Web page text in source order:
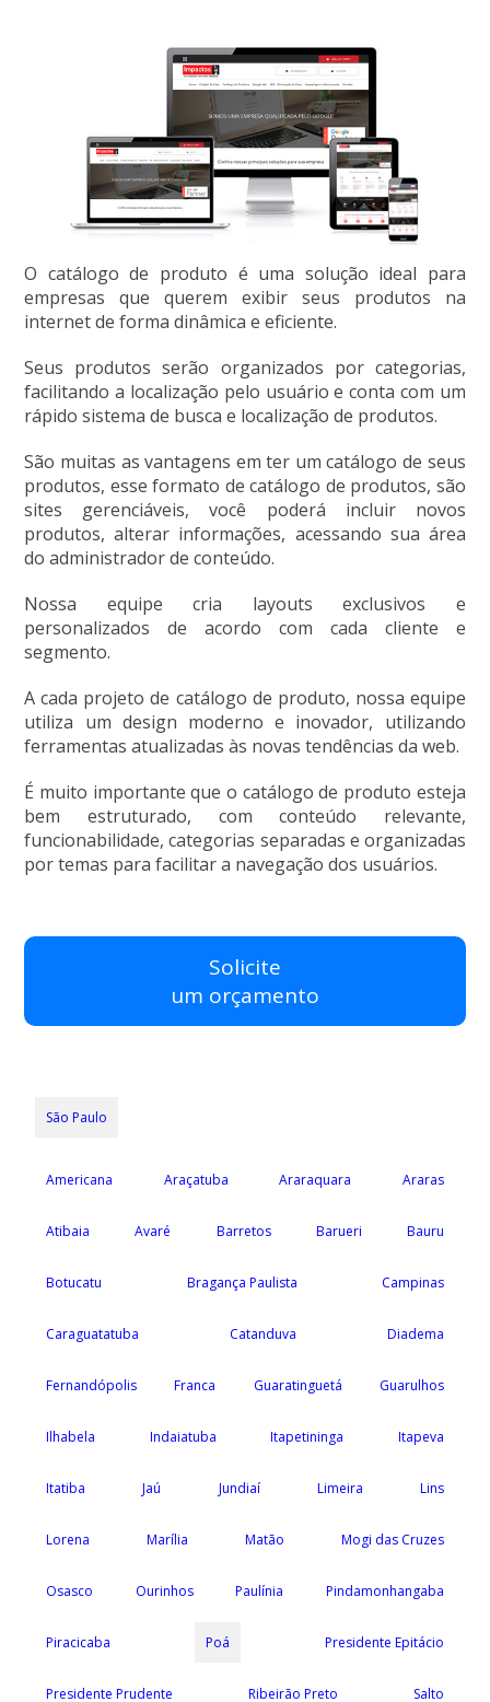
O catálogo de produto é uma solução ideal para
empresas que querem exibir seus produtos na
internet de forma dinâmica e eficiente.
Seus produtos serão organizados por categorias,
facilitando a localização pelo usuário e conta com um
rápido sistema de busca e localização de produtos.
São muitas as vantagens em ter um catálogo de seus
produtos, esse formato de catálogo de produtos, são
sites gerenciáveis, você poderá incluir novos
produtos, alterar informações, acessando sua área
do administrador de conteúdo.
Nossa equipe cria layouts exclusivos e
personalizados de acordo com cada cliente e
segmento.
A cada projeto de catálogo de produto, nossa equipe
utiliza um design moderno e inovador, utilizando
ferramentas atualizadas às novas tendências da web.
É muito importante que o catálogo de produto esteja
bem estruturado, com conteúdo relevante,
funcionabilidade, categorias separadas e organizadas
por temas para facilitar a navegação dos usuários.
Solicite
um orçamento
São Paulo
Americana Araçatuba Araraquara Araras
Atibaia Avaré Barretos Barueri Bauru
Botucatu Bragança Paulista Campinas
Caraguatatuba Catanduva Diadema
Fernandópolis Franca Guaratinguetá Guarulhos
Ilhabela Indaiatuba Itapetininga Itapeva
Itatiba Jaú Jundiaí Limeira Lins
Lorena Marília Matão Mogi das Cruzes
Osasco Ourinhos Paulínia Pindamonhangaba
Piracicaba Poá Presidente Epitácio
Presidente Prudente Ribeirão Preto Salto